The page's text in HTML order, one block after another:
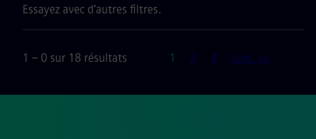
Essayez avec d’autres filtres.
1 – 0 sur 18 résultats Page
1 2 3 Suiv. >>